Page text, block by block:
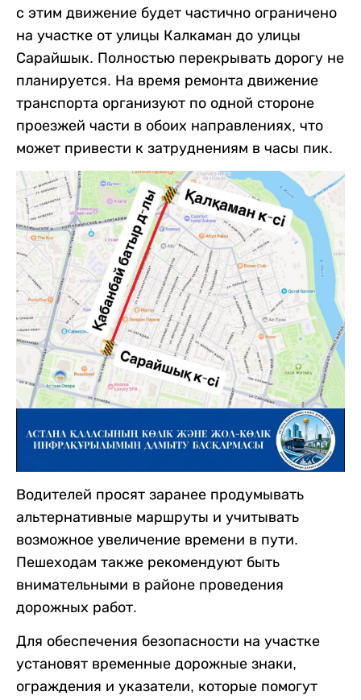
с этим движение будет частично ограничено
на участке от улицы Калкаман до улицы
Сарайшык. Полностью перекрывать дорогу не
планируется. На время ремонта движение
транспорта организуют по одной стороне
проезжей части в обоих направлениях, что
может привести к затруднениям в часы пик.
Водителей просят заранее продумывать
альтернативные маршруты и учитывать
возможное увеличение времени в пути.
Пешеходам также рекомендуют быть
внимательными в районе проведения
дорожных работ.
Для обеспечения безопасности на участке
установят временные дорожные знаки,
ограждения и указатели, которые помогут